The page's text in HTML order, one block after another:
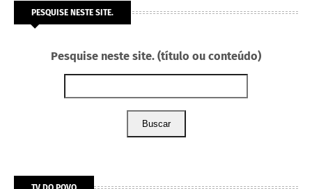
PESQUISE NESTE SITE.
Pesquise neste site. (título ou conteúdo)
Buscar